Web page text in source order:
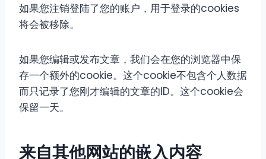
如果您注销登陆了您的账户，用于登录的cookies
将会被移除。
如果您编辑或发布文章，我们会在您的浏览器中保
存一个额外的cookie。这个cookie不包含个人数据
而只记录了您刚才编辑的文章的ID。这个cookie会
保留一天。
来自其他网站的嵌入内容